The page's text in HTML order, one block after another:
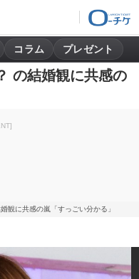
コラム プレゼント
の結婚観に共感の
観に共感の嵐「すっごい分かる」